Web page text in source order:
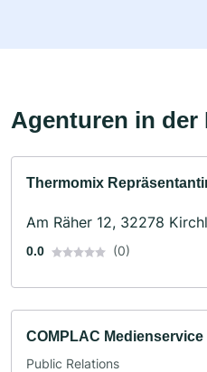
Agenturen in der
Thermomix
Am Räher 12, 32278
0.0 (0)
COMPLAC Medienservice
Public Relations